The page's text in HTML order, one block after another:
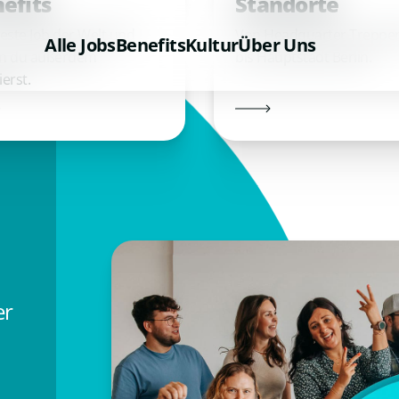
Alle JobsBenefitsKulturÜber Uns
Job der Welt und
du außerdem
Von Headquarter
bis Hauptstadt Berlin.